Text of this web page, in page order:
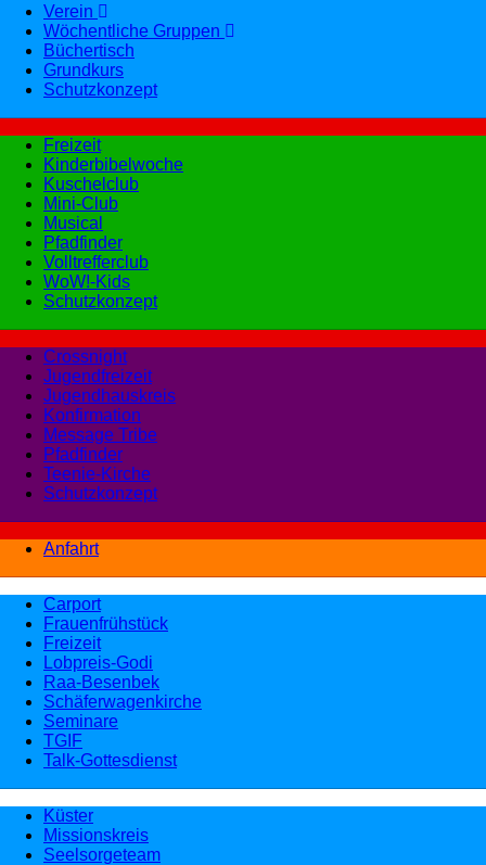
Verein
Wöchentliche Gruppen
Büchertisch
Grundkurs
Schutzkonzept
Freizeit
Kinderbibelwoche
Kuschelclub
Mini-Club
Musical
Pfadfinder
Volltrefferclub
WoW!-Kids
Schutzkonzept
Crossnight
Jugendfreizeit
Jugendhauskreis
Konfirmation
Message Tribe
Pfadfinder
Teenie-Kirche
Schutzkonzept
Anfahrt
Carport
Frauenfrühstück
Freizeit
Lobpreis-Godi
Raa-Besenbek
Schäferwagenkirche
Seminare
TGIF
Talk-Gottesdienst
Küster
Missionskreis
Seelsorgeteam